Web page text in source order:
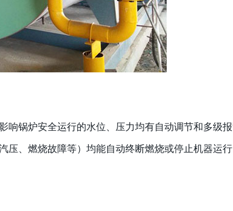
锅炉安全运行的水位、压力均有自动调节和多级
、燃烧故障等）均能自动终断燃烧或停止机器运行